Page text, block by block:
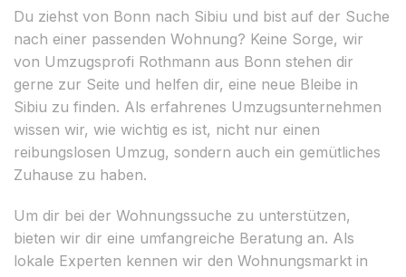
Du ziehst von Bonn nach Sibiu und bist auf der Suche
nach einer passenden Wohnung? Keine Sorge, wir
von Umzugsprofi Rothmann aus Bonn stehen dir
gerne zur Seite und helfen dir, eine neue Bleibe in
Sibiu zu finden. Als erfahrenes Umzugsunternehmen
wissen wir, wie wichtig es ist, nicht nur einen
reibungslosen Umzug, sondern auch ein gemütliches
Zuhause zu haben.
Um dir bei der Wohnungssuche zu unterstützen,
bieten wir dir eine umfangreiche Beratung an. Als
lokale Experten kennen wir den Wohnungsmarkt in